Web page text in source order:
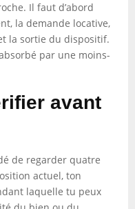
Il faut d’abord
la demande locative,
la sortie du dispositif.
par une moins-
avant
de regarder quatre
actuel, ton
laquelle tu peux